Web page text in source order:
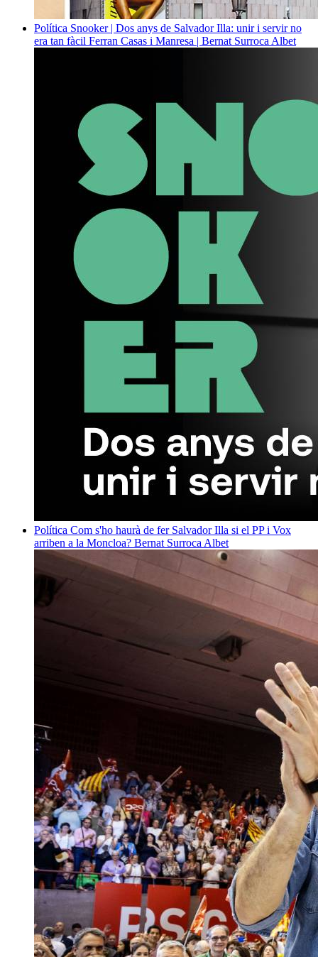
Política Snooker | Dos anys de Salvador Illa: unir i servir no
era tan fàcil Ferran Casas i Manresa | Bernat Surroca Albet
Política Com s'ho haurà de fer Salvador Illa si el PP i Vox
arriben a la Moncloa? Bernat Surroca Albet